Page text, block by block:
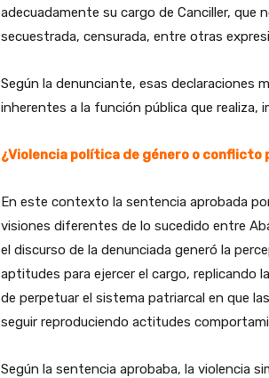
adecuadamente su cargo de Canciller,
secuestrada, censurada, entre otras
Según la denunciante, esas declaraciones
inherentes a la función pública que realiza,
¿Violencia política de género o conflicto
En este contexto la sentencia aprobada
visiones diferentes de lo sucedido entre
el discurso de la denunciada generó la
aptitudes para ejercer el cargo, replicando
de perpetuar el sistema patriarcal en que
seguir reproduciendo actitudes
Según la sentencia aprobaba, la violencia